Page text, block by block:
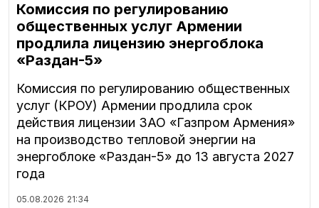
Комиссия по регулированию
общественных услуг Армении
продлила лицензию энергоблока
«Раздан-5»
Комиссия по регулированию общественных
услуг (КРОУ) Армении продлила срок
действия лицензии ЗАО «Газпром Армения»
на производство тепловой энергии на
энергоблоке «Раздан-5» до 13 августа 2027
года
05.08.2026 21:34